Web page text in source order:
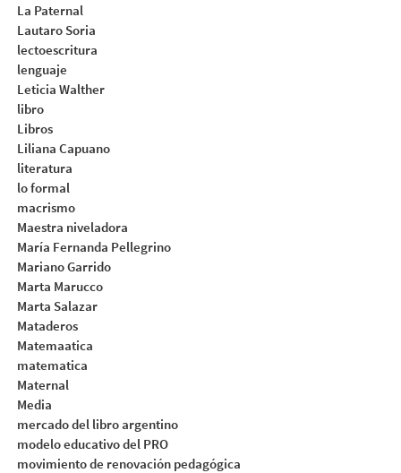
La Paternal
Lautaro Soria
lectoescritura
lenguaje
Leticia Walther
libro
Libros
Liliana Capuano
literatura
lo formal
macrismo
Maestra niveladora
María Fernanda Pellegrino
Mariano Garrido
Marta Marucco
Marta Salazar
Mataderos
Matemaatica
matematica
Maternal
Media
mercado del libro argentino
modelo educativo del PRO
movimiento de renovación pedagógica